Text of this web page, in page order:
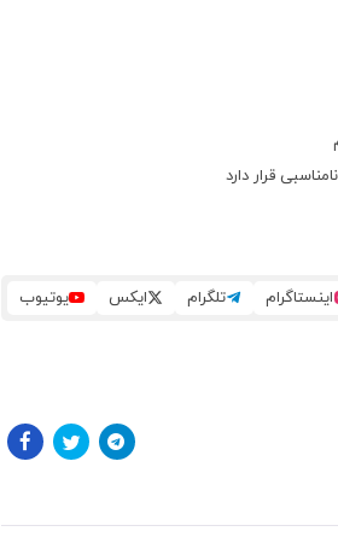
قرار دارد
اینستاگرام تلگرام ایکس یوتیوب